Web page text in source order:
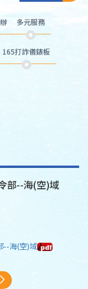
多元服務
165打詐儀錶板
部--海(空)域
--海(空)域